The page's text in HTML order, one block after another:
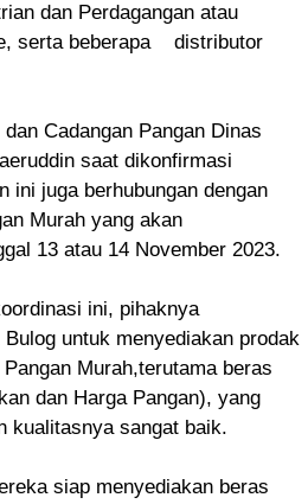
dan Perdagangan atau
serta beberapa distributor
Cadangan Pangan Dinas
saat dikonfirmasi
ini juga berhubungan dengan
Murah yang akan
13 atau 14 November 2023.
ini, pihaknya
untuk menyediakan prodak
Murah,terutama beras
dan Harga Pangan), yang
kualitasnya sangat baik.
siap menyediakan beras